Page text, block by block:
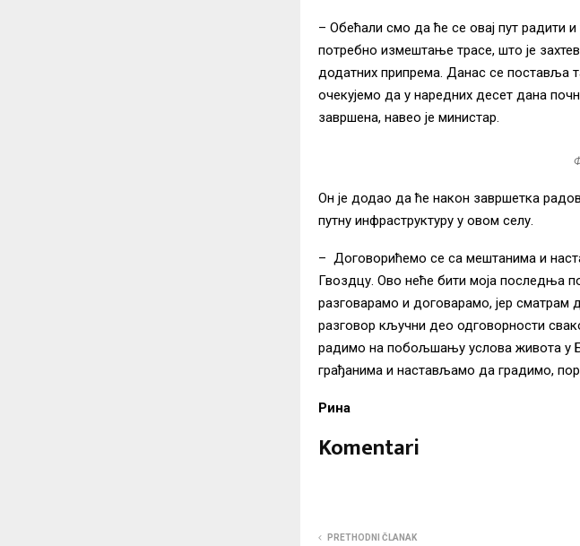
– Обећали смо да ће се овај пут радити
потребно измештање трасе, што је
додатних припрема. Данас се поставља
очекујемо да у наредних десет дана
завршена, навео је министар.
Он је додао да ће након завршетка
путну инфраструктуру у овом селу.
– Договорићемо се са мештанима и
Гвоздцу. Ово неће бити моја последња
разговарамо и договарамо, јер сматрам
разговор кључни део одговорности
радимо на побољшању услова живота у
грађанима и настављамо да градимо,
Рина
Komentari
PRETHODNI ČLANAK